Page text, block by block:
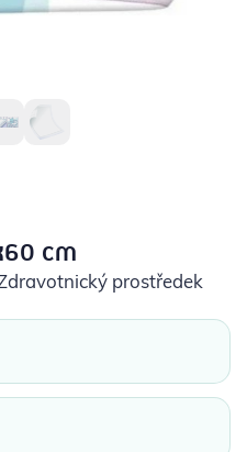
cm
prostředek